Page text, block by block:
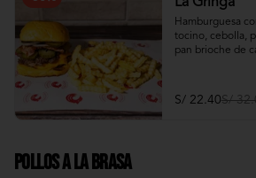
Hamburguesa
tocino, cebolla,
pan brioche de
S/ 22.40S/
Pollos a la Brasa